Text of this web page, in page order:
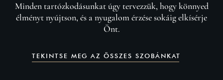
Minden tartózkodásunkat úgy tervezzük, hogy könnyed
élményt nyújtson, és a nyugalom érzése sokáig elkísérje
Önt.
TEKINTSE MEG AZ ÖSSZES SZOBÁNKAT